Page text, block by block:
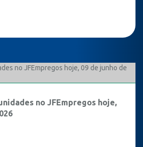
no JFEmpregos hoje,